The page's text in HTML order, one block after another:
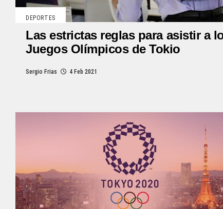
DEPORTES
Las estrictas reglas para asistir a
Juegos Olímpicos de Tokio
Sergio Frias 4 Feb 2021